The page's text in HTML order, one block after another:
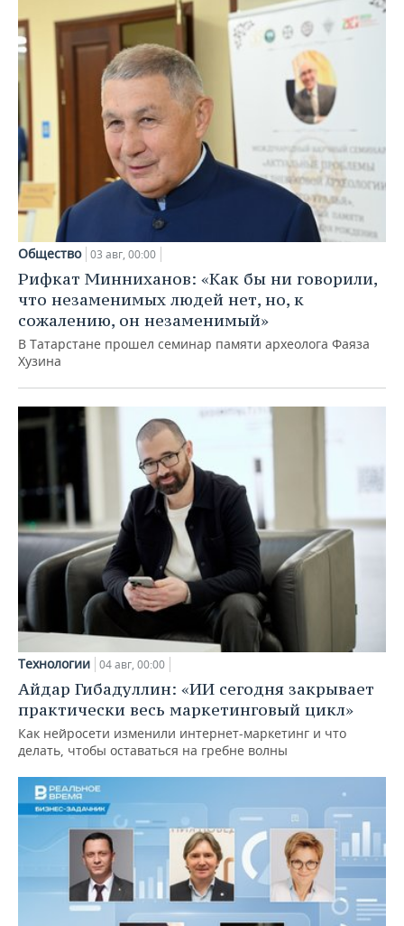
Общество 03 авг, 00:00
Рифкат Минниханов: «Как бы ни говорили,
что незаменимых людей нет, но, к
сожалению, он незаменимый»
В Татарстане прошел семинар памяти археолога Фаяза
Хузина
Технологии 04 авг, 00:00
Айдар Гибадуллин: «ИИ сегодня закрывает
практически весь маркетинговый цикл»
Как нейросети изменили интернет-маркетинг и что
делать, чтобы оставаться на гребне волны